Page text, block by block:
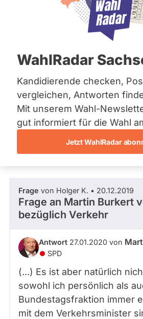
Bremen
Hamburg
Mecklenburg-
Nordrhein-Westfalen
Saarland
Sachsen
Sachsen-Anhalt
Sachsen-Anhalt
Schleswig-Holstein
Thüringen
Archiv
Spenden
WahlRadar
Kandidierende checken,
vergleichen, Antworten
Mit unserem Wahl-
gut informiert für die Wahl
Jetzt WahlRadar
SPD
Dieser Politiker hat kein aktuelles
zukünftiges Mandat und keine
Direktandidatur auf Landes-,
Wahlliste werden bei uns nicht
Die Fragefunktion ist für diese
derzeit nicht aktiv.
Politiker:innen
aktiven
oder
Mandaten
können
abgeordnetenwatch
befragt
werden.
Fragen und
Frage von Holger K. • 20.12.2019
Frage an Martin Burkert
bezüglich Verkehr
Antwort 27.01.2020 von
SPD
(...) Es ist aber natürlich
sowohl ich persönlich als
Bundestagsfraktion immer
mit dem Verkehrsminister